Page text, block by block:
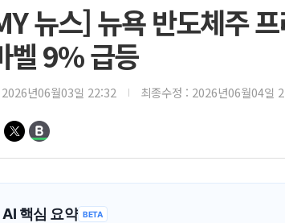
뉴스] 뉴욕 반도체주
벨 9% 급등
2026년06월03일 22:32 최종수정 : 2026년06월04일
AI 핵심 요약 BETA